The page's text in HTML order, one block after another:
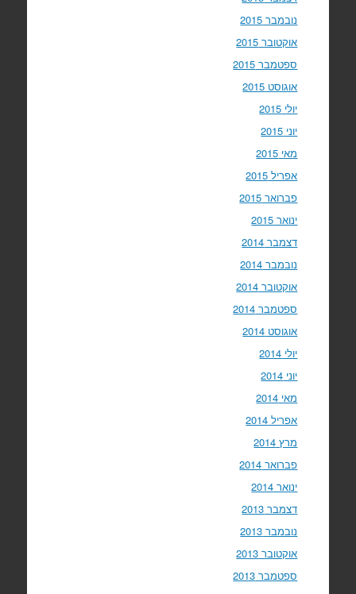
נובמבר 2015
אוקטובר 2015
ספטמבר 2015
אוגוסט 2015
יולי 2015
יוני 2015
מאי 2015
אפריל 2015
פברואר 2015
ינואר 2015
דצמבר 2014
נובמבר 2014
אוקטובר 2014
ספטמבר 2014
אוגוסט 2014
יולי 2014
יוני 2014
מאי 2014
אפריל 2014
מרץ 2014
פברואר 2014
ינואר 2014
דצמבר 2013
נובמבר 2013
אוקטובר 2013
ספטמבר 2013